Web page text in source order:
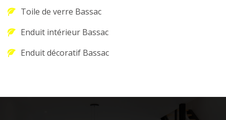
Toile de verre Bassac
Enduit intérieur Bassac
Enduit décoratif Bassac